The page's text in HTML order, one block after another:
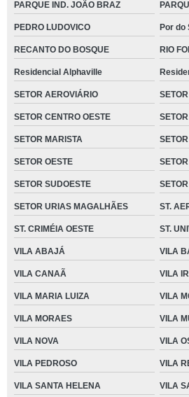
PARQUE IND. JOÃO BRAZ
PEDRO LUDOVICO Por do
RECANTO DO BOSQUE RIO
Residencial Alphaville
SETOR AEROVIÁRIO
SETOR CENTRO OESTE
SETOR MARISTA
SETOR OESTE
SETOR SUDOESTE
SETOR URIAS MAGALHÃES ST.
ST. CRIMÉIA OESTE ST.
VILA ABAJÁ VILA
VILA CANAÃ VILA
VILA MARIA LUIZA VILA
VILA MORAES VILA
VILA NOVA VILA
VILA PEDROSO VILA
VILA SANTA HELENA VILA